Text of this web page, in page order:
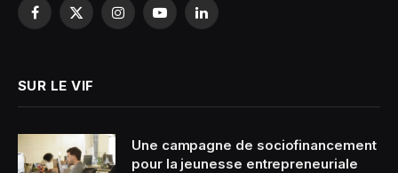
Facebook
X
InstagramYouTubeLinkedIn
SUR LE VIF
Une campagne de sociofinancement
pour la jeunesse entrepreneuriale